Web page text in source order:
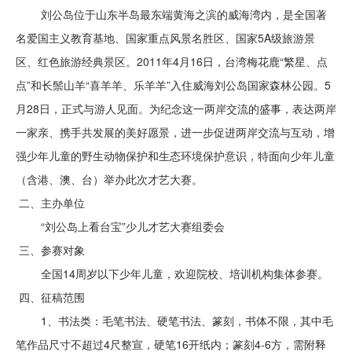
刘公岛位于山东半岛最东端黄海之滨的威海湾内，是全国著
名爱国主义教育基地、国家重点风景名胜区、国家5A级旅游景
区、红色旅游经典景区。2011年4月16日，台湾梅花鹿“繁星、点
点”和长鬃山羊“喜羊羊、乐羊羊”入住威海刘公岛国家森林公园。5
月28日，正式与游人见面。为纪念这一两岸交流的盛事，表达两岸
一家亲、携手共发展的美好愿景，进一步促进两岸交流与互动，增
强少年儿童的野生动物保护和生态环境保护意识，特面向少年儿童
（含港、澳、台）举办此次才艺大赛。
二、主办单位
“刘公岛上看台宝”少儿才艺大赛组委会
三、参赛对象
全国14周岁以下少年儿童，欢迎院校、培训机构集体参赛。
四、征稿范围
1、书法类：毛笔书法、硬笔书法、篆刻，书体不限，其中毛
笔作品尺寸不超过4尺整宣，硬笔16开纸内；篆刻4-6方，需附释